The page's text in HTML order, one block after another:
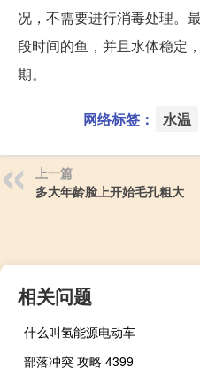
况，不需要进行消毒处理。
段时间的鱼，并且水体稳定
期。
网络标签： 水温
上一篇
多大年龄脸上开始毛孔粗大
相关问题
什么叫氢能源电动车
部落冲突 攻略 4399